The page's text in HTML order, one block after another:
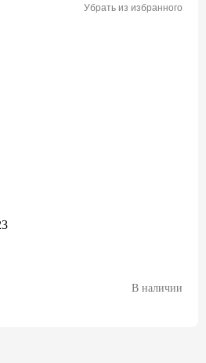
Убрать из избранного
В наличии